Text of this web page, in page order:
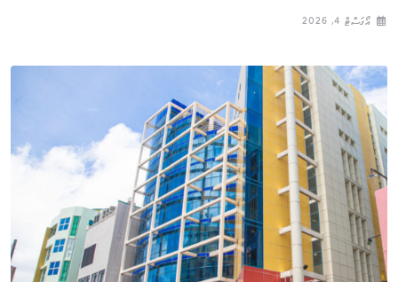
އޯގަސްޓް 4, 2026